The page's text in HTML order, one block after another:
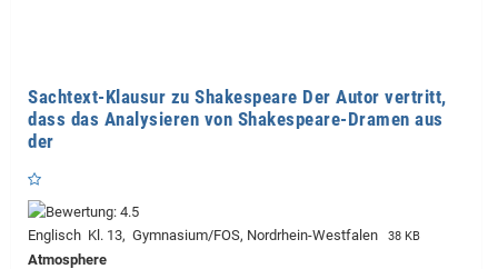
Sachtext-Klausur zu Shakespeare Der Autor vertritt,
dass das Analysieren von Shakespeare-Dramen aus
der
Englisch Kl. 13, Gymnasium/FOS, Nordrhein-Westfalen 38 KB
Atmosphere